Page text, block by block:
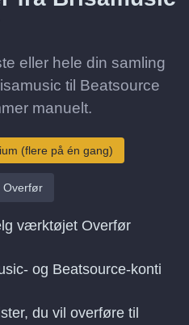
eller hele din samling
til Beatsource
manuelt.
(flere på én gang)
Overfør
værktøjet Overfør
og Beatsource-konti
du vil overføre til